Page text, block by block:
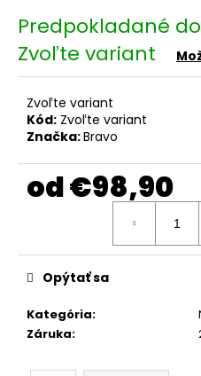
Zvoľte variant
Zvoľte variant
Kód: Zvoľte variant
Značka:Bravo
od€98,90
Kategória:
Záruka:
Opýtať sa
MAXXMEE
DIGITÁLNY
NA
VODOVODNÉ
ARMATÚRY
A
KOHÚTIK
00646
€13,18